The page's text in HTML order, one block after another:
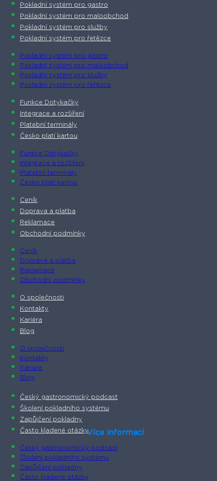
Více informací
Více informací
Více informací
Více informací
Více informací
Více informací
Více informací
Více informací
Pokladní systém pro gastro
Pokladní systém pro maloobchod
Pokladní systém pro služby
Pokladní systém pro řetězce
Pokladní systém pro gastro
Pokladní systém pro maloobchod
Pokladní systém pro služby
Pokladní systém pro řetězce
Funkce Dotykačky
Integrace a rozšíření
Platební terminály
Česko platí kartou
Funkce Dotykačky
Integrace a rozšíření
Platební terminály
Česko platí kartou
Ceník
Doprava a platba
Reklamace
Obchodní podmínky
Ceník
Doprava a platba
Reklamace
Obchodní podmínky
O společnosti​
Kontakty
Kariéra
Blog
O společnosti​
Kontakty
Kariéra
Blog
Český gastronomický podcast​
Školení pokladního systému
Zapůjčení pokladny
Často kladené otázky
Český gastronomický podcast​
Školení pokladního systému
Zapůjčení pokladny
Často kladené otázky